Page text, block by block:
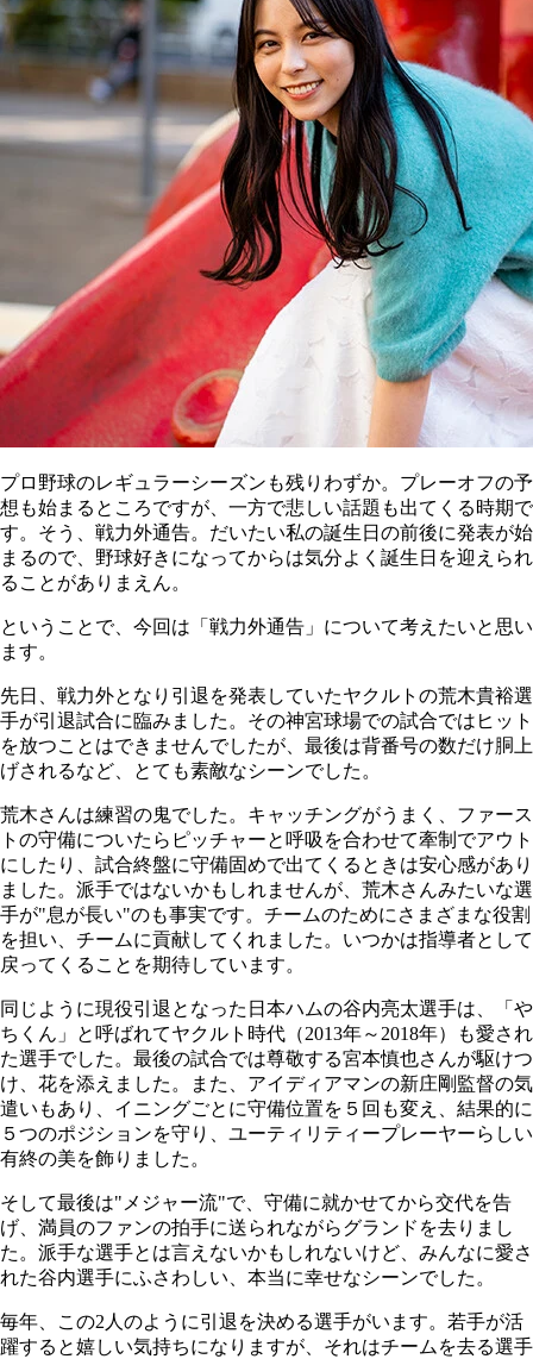
プロ野球のレギュラーシーズンも残りわずか。プレーオフの予
想も始まるところですが、一方で悲しい話題も出てくる時期で
す。そう、戦力外通告。だいたい私の誕生日の前後に発表が始
まるので、野球好きになってからは気分よく誕生日を迎えられ
ることがありまえん。
ということで、今回は「戦力外通告」について考えたいと思い
ます。
先日、戦力外となり引退を発表していたヤクルトの荒木貴裕選
手が引退試合に臨みました。その神宮球場での試合ではヒット
を放つことはできませんでしたが、最後は背番号の数だけ胴上
げされるなど、とても素敵なシーンでした。
荒木さんは練習の鬼でした。キャッチングがうまく、ファース
トの守備についたらピッチャーと呼吸を合わせて牽制でアウト
にしたり、試合終盤に守備固めで出てくるときは安心感があり
ました。派手ではないかもしれませんが、荒木さんみたいな選
手が"息が長い"のも事実です。チームのためにさまざまな役割
を担い、チームに貢献してくれました。いつかは指導者として
戻ってくることを期待しています。
同じように現役引退となった日本ハムの谷内亮太選手は、「や
ちくん」と呼ばれてヤクルト時代（2013年～2018年）も愛され
た選手でした。最後の試合では尊敬する宮本慎也さんが駆けつ
け、花を添えました。また、アイディアマンの新庄剛監督の気
遣いもあり、イニングごとに守備位置を５回も変え、結果的に
５つのポジションを守り、ユーティリティープレーヤーらしい
有終の美を飾りました。
そして最後は"メジャー流"で、守備に就かせてから交代を告
げ、満員のファンの拍手に送られながらグランドを去りまし
た。派手な選手とは言えないかもしれないけど、みんなに愛さ
れた谷内選手にふさわしい、本当に幸せなシーンでした。
毎年、この2人のように引退を決める選手がいます。若手が活
躍すると嬉しい気持ちになりますが、それはチームを去る選手